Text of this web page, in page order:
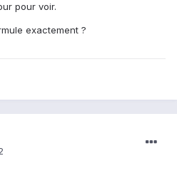
pour voir.
exactement ?